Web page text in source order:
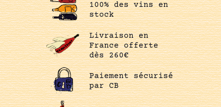
100% des vins en
stock
Livraison en
France offerte
dès 260€
Paiement sécurisé
par CB